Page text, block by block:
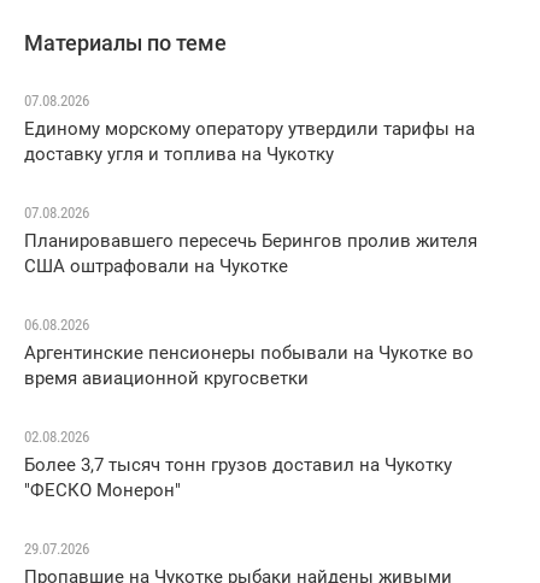
Материалы по теме
07.08.2026
Единому морскому оператору утвердили тарифы на
доставку угля и топлива на Чукотку
07.08.2026
Планировавшего пересечь Берингов пролив жителя
США оштрафовали на Чукотке
06.08.2026
Аргентинские пенсионеры побывали на Чукотке во
время авиационной кругосветки
02.08.2026
Более 3,7 тысяч тонн грузов доставил на Чукотку
"ФЕСКО Монерон"
29.07.2026
Пропавшие на Чукотке рыбаки найдены живыми